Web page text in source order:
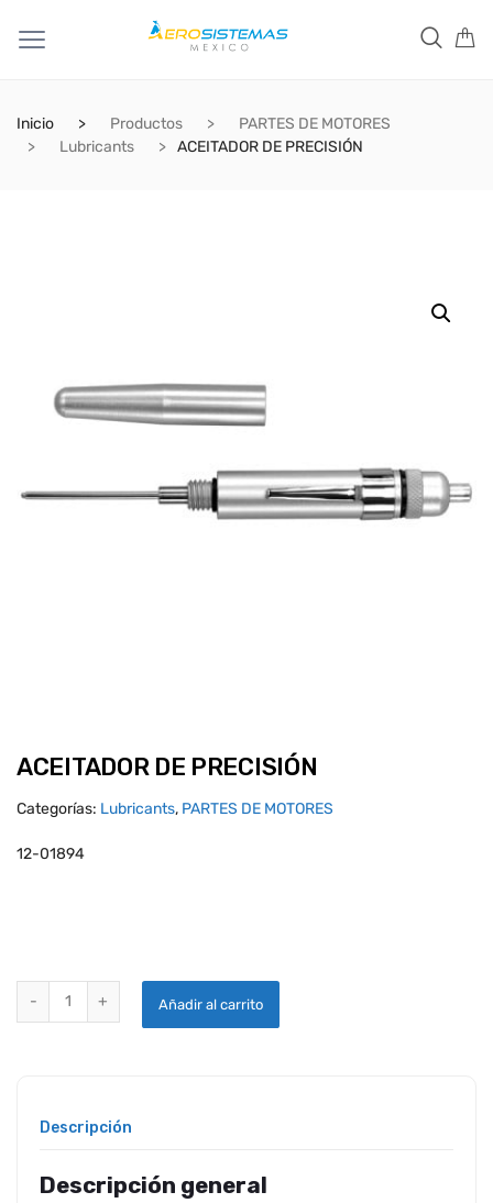
Inicio Productos
PARTES DE MOTORES
Lubricants
ACEITADOR DE PRECISIÓN
ACEITADOR DE PRECISIÓN
Categorías: Lubricants, PARTES DE MOTORES
12-01894
ACEITADOR DE PRECISIÓN quantity
Añadir al carrito
Descripción
Descripción general